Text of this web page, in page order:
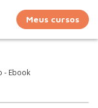
Meus cursos
- Ebook